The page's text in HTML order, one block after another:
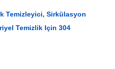
Temizleyici, Sirkülasyon
Temizlik Için 304